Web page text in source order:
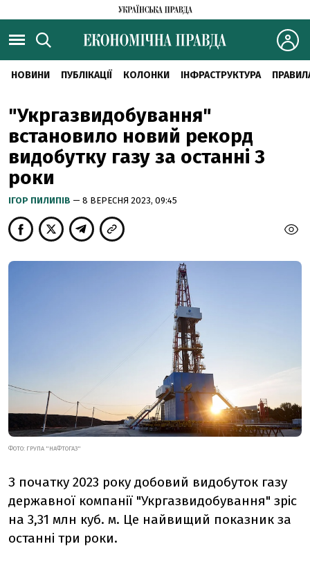
НОВИНИ ПУБЛІКАЦІЇ КОЛОНКИ ІНФРАСТРУКТУРА
"Укргазвидобування"
встановило новий рекорд
видобутку газу за останні 3
роки
ІГОР ПИЛИПІВ — 8 ВЕРЕСНЯ 2023, 09:45
ФОТО: ГРУПА "НАФТОГАЗ"
З початку 2023 року добовий видобуток газу
державної компанії "Укргазвидобування" зріс
на 3,31 млн куб. м. Це найвищий показник за
останні три роки.